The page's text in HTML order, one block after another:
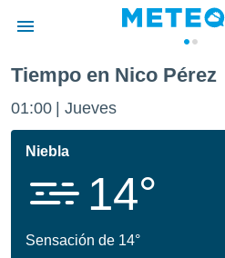
de
ha
para
calidad.
a este
Tiempo en Nico Pérez
01:00 Jueves
Niebla
14°
Sensación de 14°